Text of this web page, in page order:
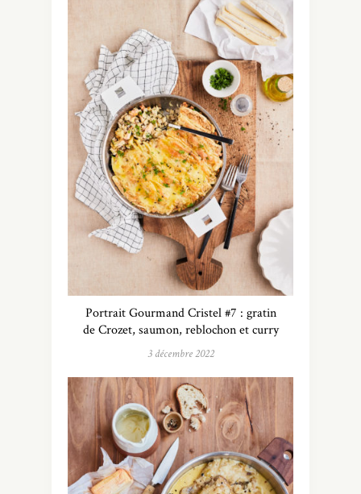
Portrait Gourmand Cristel #7 : gratin
de Crozet, saumon, reblochon et curry
3 décembre 2022